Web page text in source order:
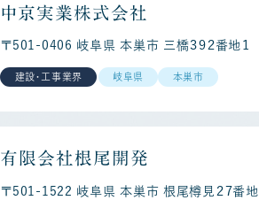
中京実業株式会社
〒501-0406 岐阜県 本巣市 三橋３９２番地１
建設・工事業界 岐阜県 本巣市
有限会社根尾開発
〒501-1522 岐阜県 本巣市 根尾樽見２７番地